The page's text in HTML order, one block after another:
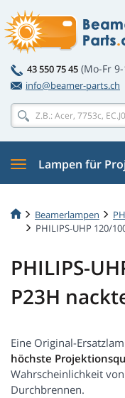
43 550 75 45 (Mo-Fr
info@beamer-parts.ch
Lampen für
Beamerlampen
PHILIPS-UHP 120/
PHILIPS-
P23H
Eine Original-
höchste
Wahrscheinlichkeit
Durchbrennen.